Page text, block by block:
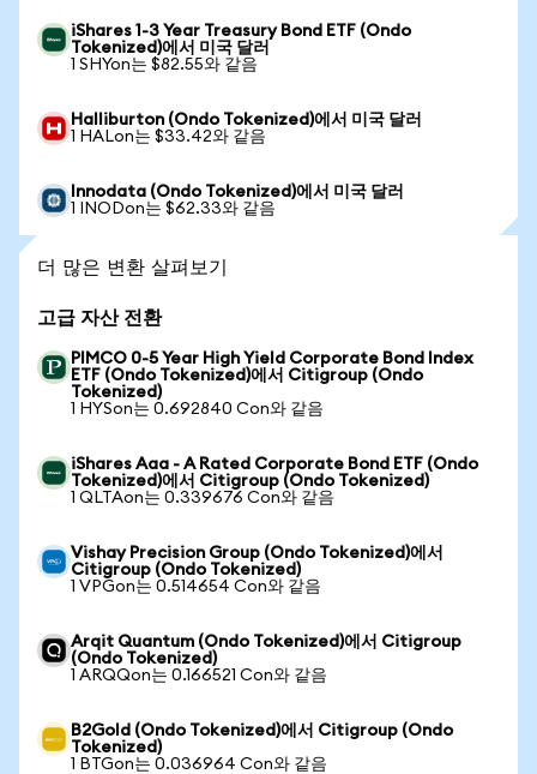
iShares 1-3 Year Treasury Bond ETF (Ondo
Tokenized)에서 미국 달러
1 SHYon는 $82.55와 같음
Halliburton (Ondo Tokenized)에서 미국 달러
1 HALon는 $33.42와 같음
Innodata (Ondo Tokenized)에서 미국 달러
1 INODon는 $62.33와 같음
더 많은 변환 살펴보기
고급 자산 전환
PIMCO 0-5 Year High Yield Corporate Bond Index
ETF (Ondo Tokenized)에서 Citigroup (Ondo
Tokenized)
1 HYSon는 0.692840 Con와 같음
iShares Aaa - A Rated Corporate Bond ETF (Ondo
Tokenized)에서 Citigroup (Ondo Tokenized)
1 QLTAon는 0.339676 Con와 같음
Vishay Precision Group (Ondo Tokenized)에서
Citigroup (Ondo Tokenized)
1 VPGon는 0.514654 Con와 같음
Arqit Quantum (Ondo Tokenized)에서 Citigroup
(Ondo Tokenized)
1 ARQQon는 0.166521 Con와 같음
B2Gold (Ondo Tokenized)에서 Citigroup (Ondo
Tokenized)
1 BTGon는 0.036964 Con와 같음